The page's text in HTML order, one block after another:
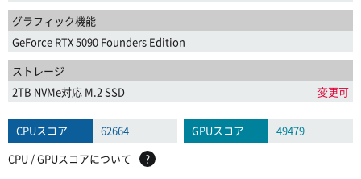
グラフィック機能
GeForce RTX 5090 Founders Edition
ストレージ
2TB NVMe対応 M.2 SSD
変更可
CPUスコア 62664 GPUスコア
49479
CPU / GPUスコアについて
?